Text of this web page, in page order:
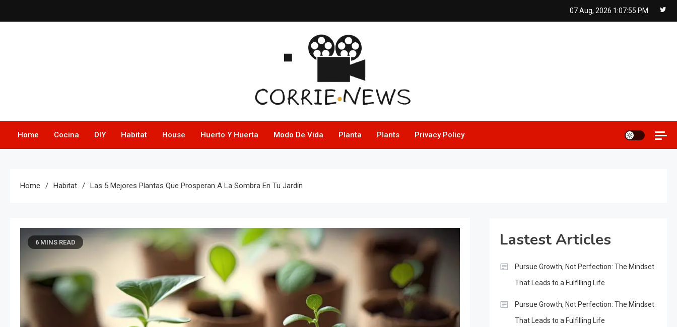
to
07 Aug, 2026 1:07:56 PM
Home Cocina DIY Habitat House Huerto Y Huerta Modo De Vida Planta Plants Privacy Policy
Home Habitat Las 5 Mejores Plantas Que Prosperan A La Sombra En Tu Jardín
6 MINS READ Lastest Articles
Pursue Growth, Not Perfection: The Mindset
That Leads to a Fulfilling Life
Pursue Growth, Not Perfection: The Mindset
That Leads to a Fulfilling Life